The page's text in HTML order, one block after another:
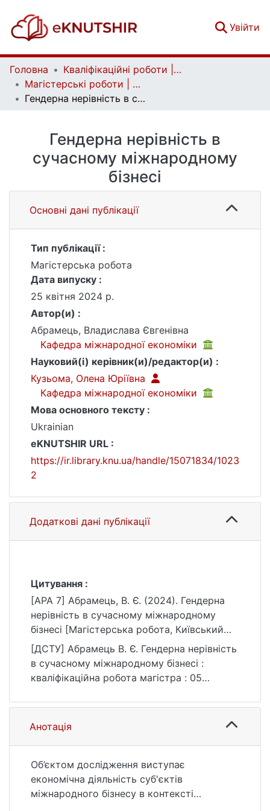
Увійти
Головна
Кваліфікаційні роботи | Qualifying works
Магістерські роботи | Master's theses
Гендерна нерівність в сучасному міжнародному бізнесі
Гендерна нерівність в
сучасному міжнародному
бізнесі
Основні дані публікації
Тип публікації :
Магістерська робота
Дата випуску :
25 квітня 2024 р.
Автор(и) :
Абрамець, Владислава Євгенівна
Кафедра міжнародної економіки
Науковий(і) керівник(и)/редактор(и) :
Кузьома, Олена Юріївна
Кафедра міжнародної економіки
Мова основного тексту :
Ukrainian
eKNUTSHIR URL :
https://ir.library.knu.ua/handle/15071834/1023
2
Додаткові дані публікації
Цитування :
[APA 7] Абрамець, В. Є. (2024). Гендерна
нерівність в сучасному міжнародному
бізнесі [Магістерська робота, Київський
національний університет імені Тараса
Шевченка]. eKNUTSHIR.
https://ir.library.knu.ua/handle/15071834/1023
[ДСТУ] Абрамець В. Є. Гендерна нерівність
в сучасному міжнародному бізнесі :
кваліфікаційна робота магістра : 05
О. Ю. Кузьома. Київ, 2024. 98 с. URL:
https://ir.library.knu.ua/handle/15071834/1023
2 (дата звернення: 25.07.2026).
Анотація
Об’єктом дослідження виступає
економічна діяльність суб'єктів
міжнародного бізнесу в контексті